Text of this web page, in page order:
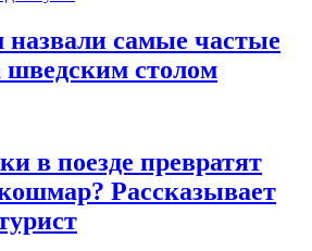
назвали самые частые
шведским столом
в поезде превратят
Рассказывает